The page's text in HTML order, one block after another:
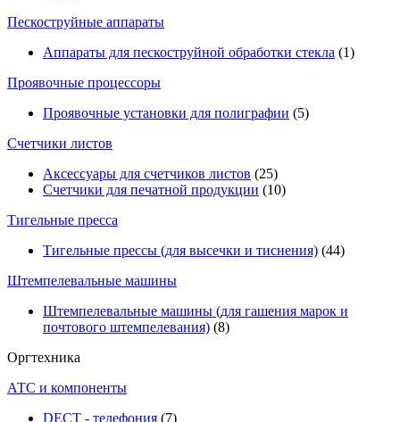
Пескоструйные аппараты
Аппараты для пескоструйной обработки стекла (1)
Проявочные процессоры
Проявочные установки для полиграфии (5)
Счетчики листов
Аксессуары для счетчиков листов (25)
Счетчики для печатной продукции (10)
Тигельные пресса
Тигельные прессы (для высечки и тиснения) (44)
Штемпелевальные машины
Штемпелевальные машины (для гашения марок и
почтового штемпелевания) (8)
Оргтехника
АТС и компоненты
DECT - телефония (7)